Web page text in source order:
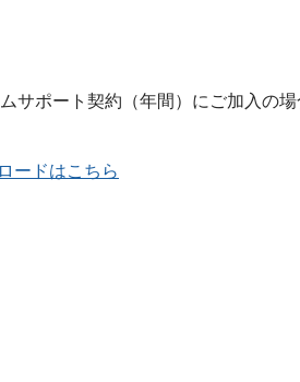
ムサポート契約（年間）にご加入の
ードはこちら